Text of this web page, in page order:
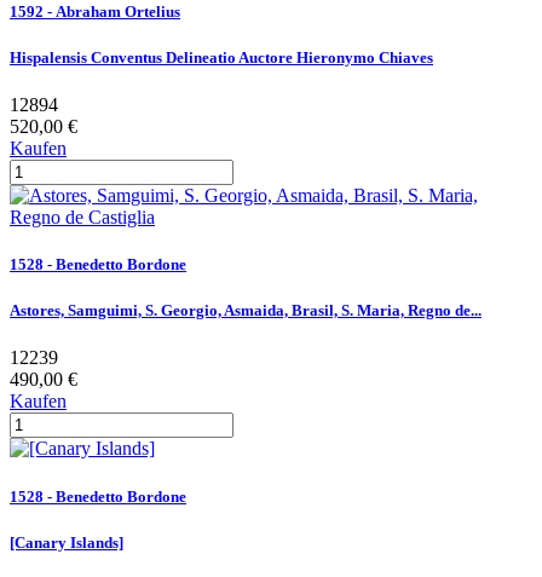
1592 - Abraham Ortelius
Hispalensis Conventus Delineatio Auctore Hieronymo Chiaves
12894
520,00 €
Kaufen
1528 - Benedetto Bordone
Astores, Samguimi, S. Georgio, Asmaida, Brasil, S. Maria, Regno de...
12239
490,00 €
Kaufen
1528 - Benedetto Bordone
[Canary Islands]